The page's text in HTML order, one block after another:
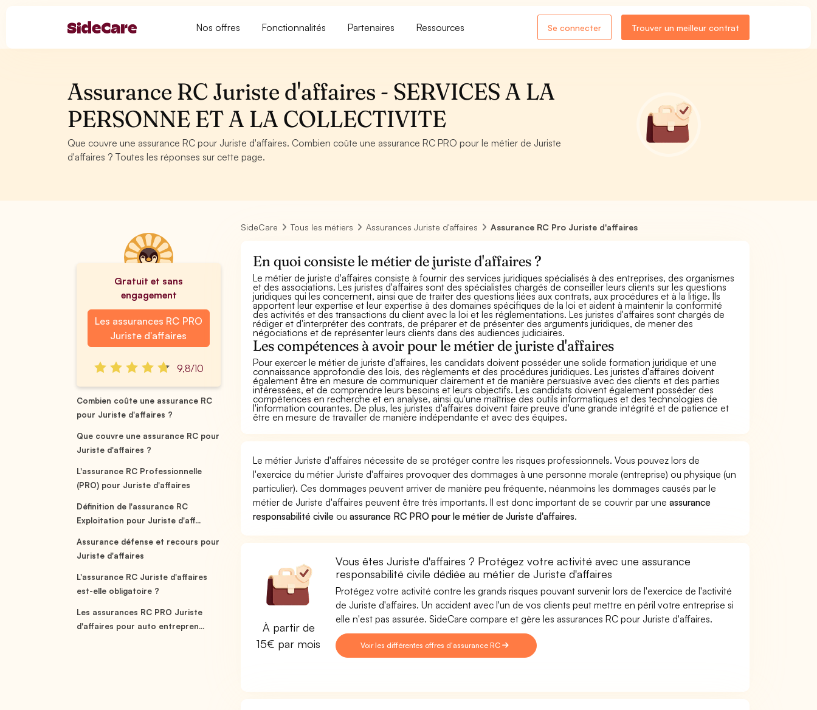
Nos offres Fonctionnalités Partenaires Ressources Se connecter Trouver un meilleur contrat
Assurance RC Juriste d'affaires - SERVICES A LA
PERSONNE ET A LA COLLECTIVITE
Que couvre une assurance RC pour Juriste d'affaires. Combien coûte une assurance RC PRO pour le métier de Juriste
d'affaires ? Toutes les réponses sur cette page.
Gratuit et sans
engagement
Les assurances RC PRO
Juriste d'affaires
9,8/10
Combien coûte une assurance RC
pour Juriste d'affaires ?
Que couvre une assurance RC pour
Juriste d'affaires ?
L'assurance RC Professionnelle
(PRO) pour Juriste d'affaires
Définition de l'assurance RC
Exploitation pour Juriste d'aff...
Assurance défense et recours pour
Juriste d'affaires
L'assurance RC Juriste d'affaires
est-elle obligatoire ?
Les assurances RC PRO Juriste
d'affaires pour auto entrepren...
SideCare Tous les métiers Assurances Juriste d'affaires Assurance RC Pro Juriste d'affaires
En quoi consiste le métier de juriste d'affaires ?
Le métier de juriste d'affaires consiste à fournir des services juridiques spécialisés à des entreprises, des organismes
et des associations. Les juristes d'affaires sont des spécialistes chargés de conseiller leurs clients sur les questions
juridiques qui les concernent, ainsi que de traiter des questions liées aux contrats, aux procédures et à la litige. Ils
apportent leur expertise et leur expertise à des domaines spécifiques de la loi et aident à maintenir la conformité
des activités et des transactions du client avec la loi et les réglementations. Les juristes d'affaires sont chargés de
rédiger et d'interpréter des contrats, de préparer et de présenter des arguments juridiques, de mener des
négociations et de représenter leurs clients dans des audiences judiciaires.
Les compétences à avoir pour le métier de juriste d'affaires
Pour exercer le métier de juriste d'affaires, les candidats doivent posséder une solide formation juridique et une
connaissance approfondie des lois, des règlements et des procédures juridiques. Les juristes d'affaires doivent
également être en mesure de communiquer clairement et de manière persuasive avec des clients et des parties
intéressées, et de comprendre leurs besoins et leurs objectifs. Les candidats doivent également posséder des
compétences en recherche et en analyse, ainsi qu'une maîtrise des outils informatiques et des technologies de
l'information courantes. De plus, les juristes d'affaires doivent faire preuve d'une grande intégrité et de patience et
être en mesure de travailler de manière indépendante et avec des équipes.
Le métier Juriste d'affaires nécessite de se protéger contre les risques professionnels. Vous pouvez lors de
l'exercice du métier Juriste d'affaires provoquer des dommages à une personne morale (entreprise) ou physique (un
particulier). Ces dommages peuvent arriver de manière peu fréquente, néanmoins les dommages causés par le
métier de Juriste d'affaires peuvent être très importants. Il est donc important de se couvrir par uneassurance
responsabilité civile ouassurance RC PRO pour le métier de Juriste d'affaires.
À partir de
15€ par mois
Vous êtes Juriste d'affaires ? Protégez votre activité avec une assurance
responsabilité civile dédiée au métier de Juriste d'affaires
Protégez votre activité contre les grands risques pouvant survenir lors de l'exercice de l'activité
de Juriste d'affaires. Un accident avec l'un de vos clients peut mettre en péril votre entreprise si
elle n'est pas assurée. SideCare compare et gère les assurances RC pour Juriste d'affaires.
Voir les différentes offres d'assurance RC